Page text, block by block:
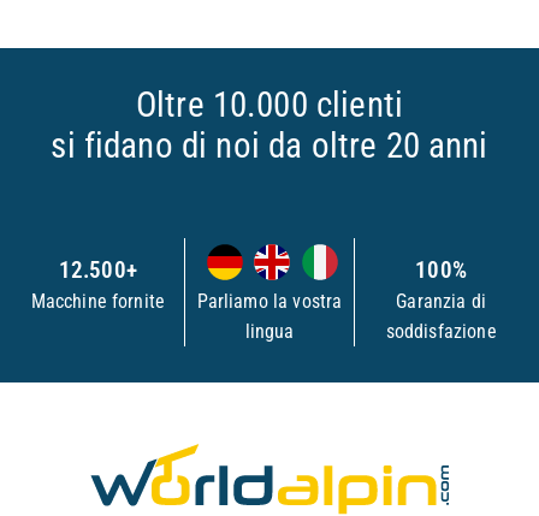
Oltre 10.000 clienti
si fidano di noi da oltre 20 anni
12.500+
Macchine fornite
Parliamo la vostra
lingua
100%
Garanzia di
soddisfazione